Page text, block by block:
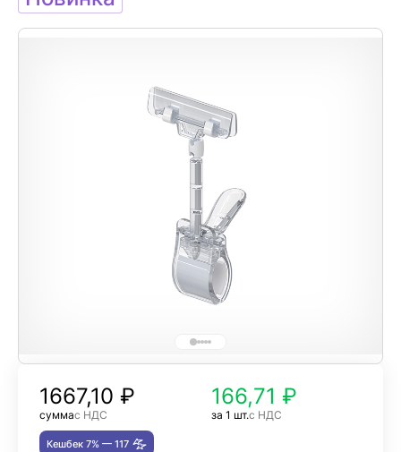
1667,10 ₽
суммас НДС
166,71 ₽
за 1 шт.с НДС
Кешбек 7% — 117